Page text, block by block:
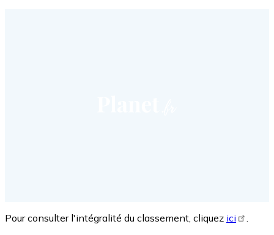
Pour consulter l'intégralité du classement, cliquez ici